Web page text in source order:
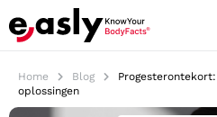
Home Blog
oplossingen